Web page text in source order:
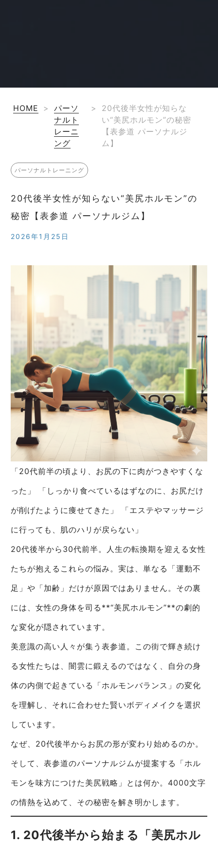
HOME >
パーソ
ナルト
レーニ
ング
>
20代後半女性が知らな
い“美尻ホルモン”の秘密
【表参道 パーソナルジ
ム】
パーソナルトレーニング
20代後半女性が知らない“美尻ホルモン”の
秘密【表参道 パーソナルジム】
2026年1月25日
「20代前半の頃より、お尻の下に肉がつきやすくな
った」 「しっかり食べているはずなのに、お尻だけ
が削げたように痩せてきた」 「エステやマッサージ
に行っても、肌のハリが戻らない」
20代後半から30代前半。人生の転換期を迎える女性
たちが抱えるこれらの悩み。実は、単なる「運動不
足」や「加齢」だけが原因ではありません。その裏
には、女性の身体を司る**“美尻ホルモン”**の劇的
な変化が隠されています。
美意識の高い人々が集う表参道。この街で輝き続け
る女性たちは、闇雲に鍛えるのではなく、自分の身
体の内側で起きている「ホルモンバランス」の変化
を理解し、それに合わせた賢いボディメイクを選択
しています。
なぜ、20代後半からお尻の形が変わり始めるのか。
そして、表参道のパーソナルジムが提案する「ホル
モンを味方につけた美尻戦略」とは何か。4000文字
の情熱を込めて、その秘密を解き明かします。
1. 20代後半から始まる「美尻ホル